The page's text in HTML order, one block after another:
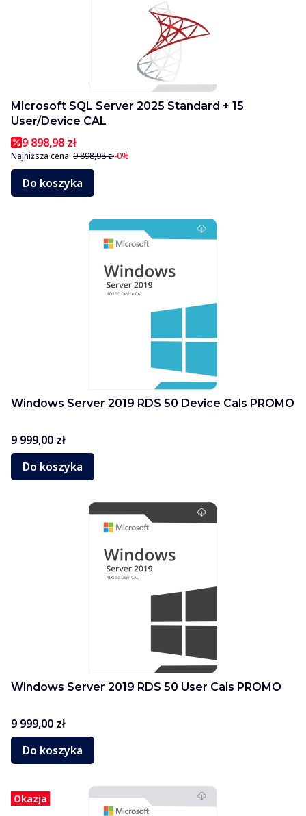
Microsoft SQL Server 2025 Standard + 15
User/Device CAL
9 898,98 zł
Najniższa cena: 9 898,98 zł-0%
Do koszyka
Windows Server 2019 RDS 50 Device Cals PROMO
Cena
9 999,00 zł
Do koszyka
Windows Server 2019 RDS 50 User Cals PROMO
Cena
9 999,00 zł
Do koszyka
Okazja